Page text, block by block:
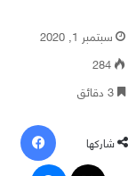
سبتمبر 1, 2020
284
3 دقائق
شاركها
ماسنجر